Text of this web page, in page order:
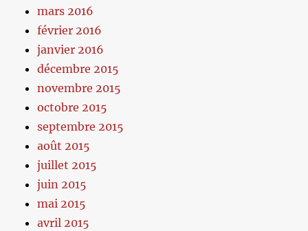
mars 2016
février 2016
janvier 2016
décembre 2015
novembre 2015
octobre 2015
septembre 2015
août 2015
juillet 2015
juin 2015
mai 2015
avril 2015